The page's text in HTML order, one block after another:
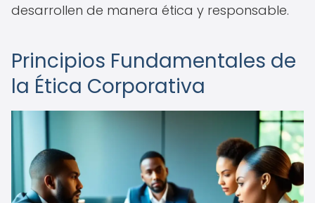
desarrollen de manera ética y responsable.
Principios Fundamentales de
la Ética Corporativa